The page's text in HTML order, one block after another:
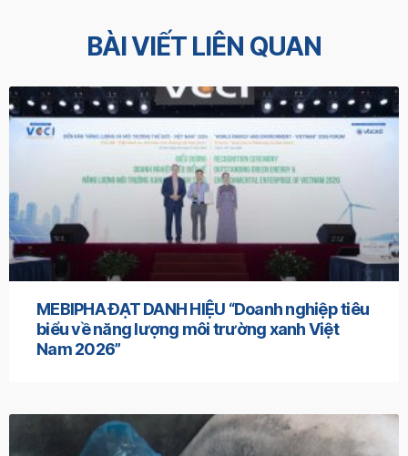
BÀI VIẾT LIÊN QUAN
MEBIPHA ĐẠT DANH HIỆU “Doanh nghiệp tiêu
biểu về năng lượng môi trường xanh Việt
Nam 2026”